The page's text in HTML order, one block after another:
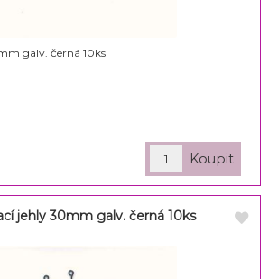
galv. černá 10ks
jehly 30mm galv. černá 10ks